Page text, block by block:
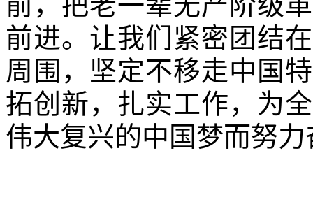
前进。让我们紧密团结
周围，坚定不移走中国
拓创新，扎实工作，为
伟大复兴的中国梦而努力